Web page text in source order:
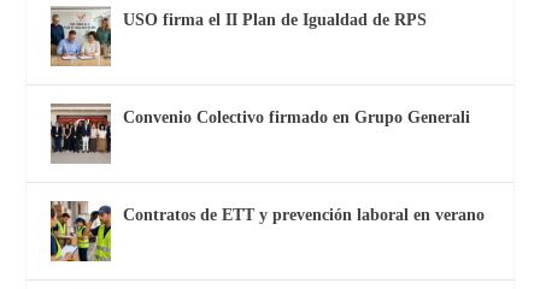
USO firma el II Plan de Igualdad de RPS
Convenio Colectivo firmado en Grupo Generali
Contratos de ETT y prevención laboral en verano